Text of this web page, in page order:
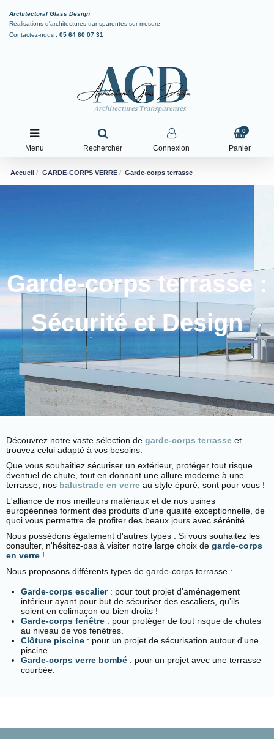
Architectural Glass Design
Réalisations d'architectures transparentes sur mesure
Contactez-nous : 05 64 60 07 31
Menu Rechercher Connexion
0
Panier
Accueil GARDE-CORPS VERRE Garde-corps terrasse
Garde-corps terrasse :
Sécurité et Design
Découvrez notre vaste sélection de garde-corps terrasse et
trouvez celui adapté à vos besoins.
Que vous souhaitiez sécuriser un extérieur, protéger tout risque
éventuel de chute, tout en donnant une allure moderne à une
terrasse, nos balustrade en verre au style épuré, sont pour vous !
L'alliance de nos meilleurs matériaux et de nos usines
européennes forment des produits d'une qualité exceptionnelle, de
quoi vous permettre de profiter des beaux jours avec sérénité.
Nous possédons également d'autres types . Si vous souhaitez les
consulter, n'hésitez-pas à visiter notre large choix de garde-corps
en verre !
Nous proposons différents types de garde-corps terrasse :
Garde-corps escalier: pour tout projet d'aménagement
intérieur ayant pour but de sécuriser des escaliers, qu'ils
soient en colimaçon ou bien droits !
Garde-corps fenêtre : pour protéger de tout risque de chutes
au niveau de vos fenêtres.
Clôture piscine : pour un projet de sécurisation autour d'une
piscine.
Garde-corps verre bombé : pour un projet avec une terrasse
courbée.